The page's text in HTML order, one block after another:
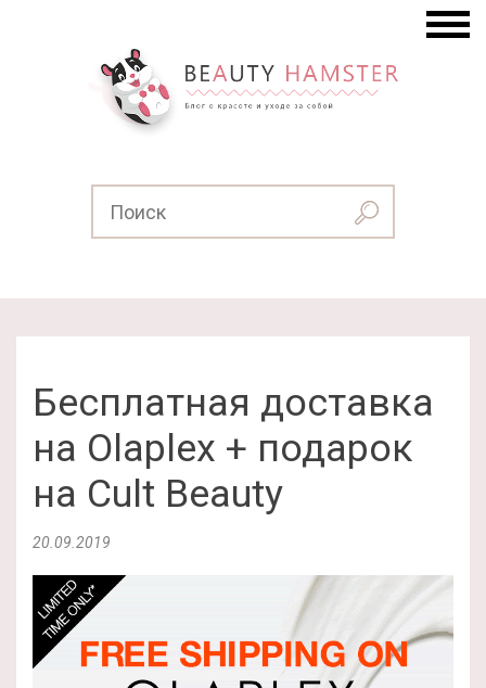
Бесплатная доставка
на Olaplex + подарок
на Cult Beauty
20.09.2019